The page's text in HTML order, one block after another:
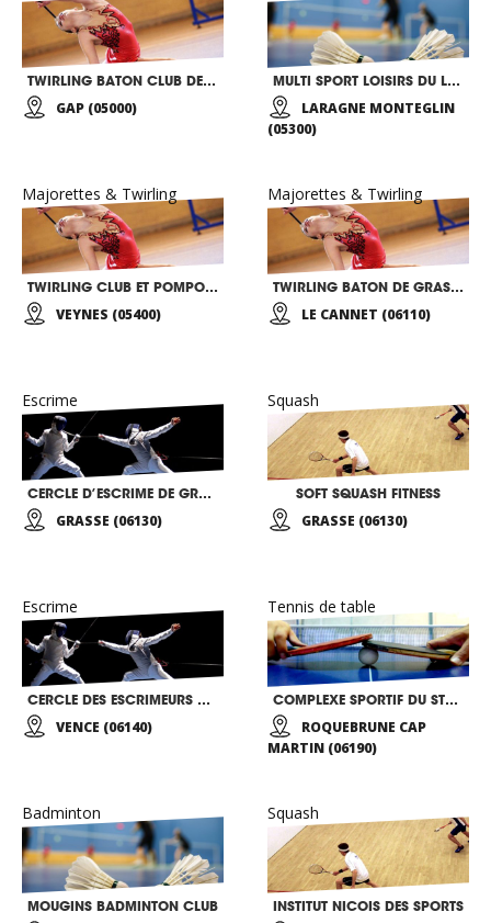
TWIRLING BATON CLUB DE GAP
GAP (05000)
MULTI SPORT LOISIRS DU LARAGNAIS
LARAGNE MONTEGLIN
(05300)
Majorettes & Twirling
TWIRLING CLUB ET POMPONS VEYNOIS
VEYNES (05400)
Majorettes & Twirling
TWIRLING BATON DE GRASSE
LE CANNET (06110)
Escrime
CERCLE D’ESCRIME DE GRASSE
GRASSE (06130)
Squash
SOFT SQUASH FITNESS
GRASSE (06130)
Escrime
CERCLE DES ESCRIMEURS DU PAYS VENCOIS
VENCE (06140)
Tennis de table
COMPLEXE SPORTIF DU STADE DECAZE VALJETLATA
ROQUEBRUNE CAP
MARTIN (06190)
Badminton
MOUGINS BADMINTON CLUB
Squash
INSTITUT NICOIS DES SPORTS